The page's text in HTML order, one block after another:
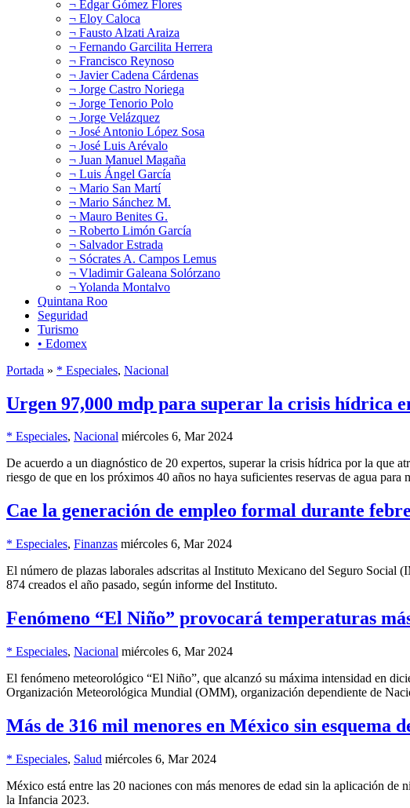
¬ Edgar Gómez Flores
¬ Eloy Caloca
¬ Fausto Alzati Araiza
¬ Fernando Garcilita Herrera
¬ Francisco Reynoso
¬ Javier Cadena Cárdenas
¬ Jorge Castro Noriega
¬ Jorge Tenorio Polo
¬ Jorge Velázquez
¬ José Antonio López Sosa
¬ José Luis Arévalo
¬ Juan Manuel Magaña
¬ Luis Ángel García
¬ Mario San Martí
¬ Mario Sánchez M.
¬ Mauro Benites G.
¬ Roberto Limón García
¬ Salvador Estrada
¬ Sócrates A. Campos Lemus
¬ Vladimir Galeana Solórzano
¬ Yolanda Montalvo
Quintana Roo
Seguridad
Turismo
• Edomex
Portada » * Especiales, Nacional
Urgen 97,000 mdp para superar la crisis hídrica
* Especiales, Nacional miércoles 6, Mar 2024
De acuerdo a un diagnóstico de 20 expertos, superar la crisis hídrica por la que
riesgo de que en los próximos 40 años no haya suficientes reservas de agua
Cae la generación de empleo formal durante
* Especiales, Finanzas miércoles 6, Mar 2024
El número de plazas laborales adscritas al Instituto Mexicano del Seguro Social
874 creados el año pasado, según informe del Instituto.
Fenómeno “El Niño” provocará temperaturas
* Especiales, Nacional miércoles 6, Mar 2024
El fenómeno meteorológico “El Niño”, que alcanzó su máxima intensidad en
Organización Meteorológica Mundial (OMM), organización dependiente de
Más de 316 mil menores en México sin esquema
* Especiales, Salud miércoles 6, Mar 2024
México está entre las 20 naciones con más menores de edad sin la aplicación
la Infancia 2023.